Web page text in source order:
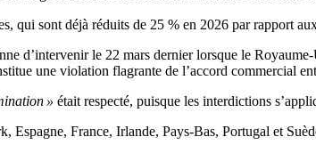
qui sont déjà réduits de 25 % en 2026 par rapport
d’intervenir le 22 mars dernier lorsque le
une violation flagrante de l’accord commercial
» était respecté, puisque les interdictions
France, Irlande, Pays-Bas, Portugal et